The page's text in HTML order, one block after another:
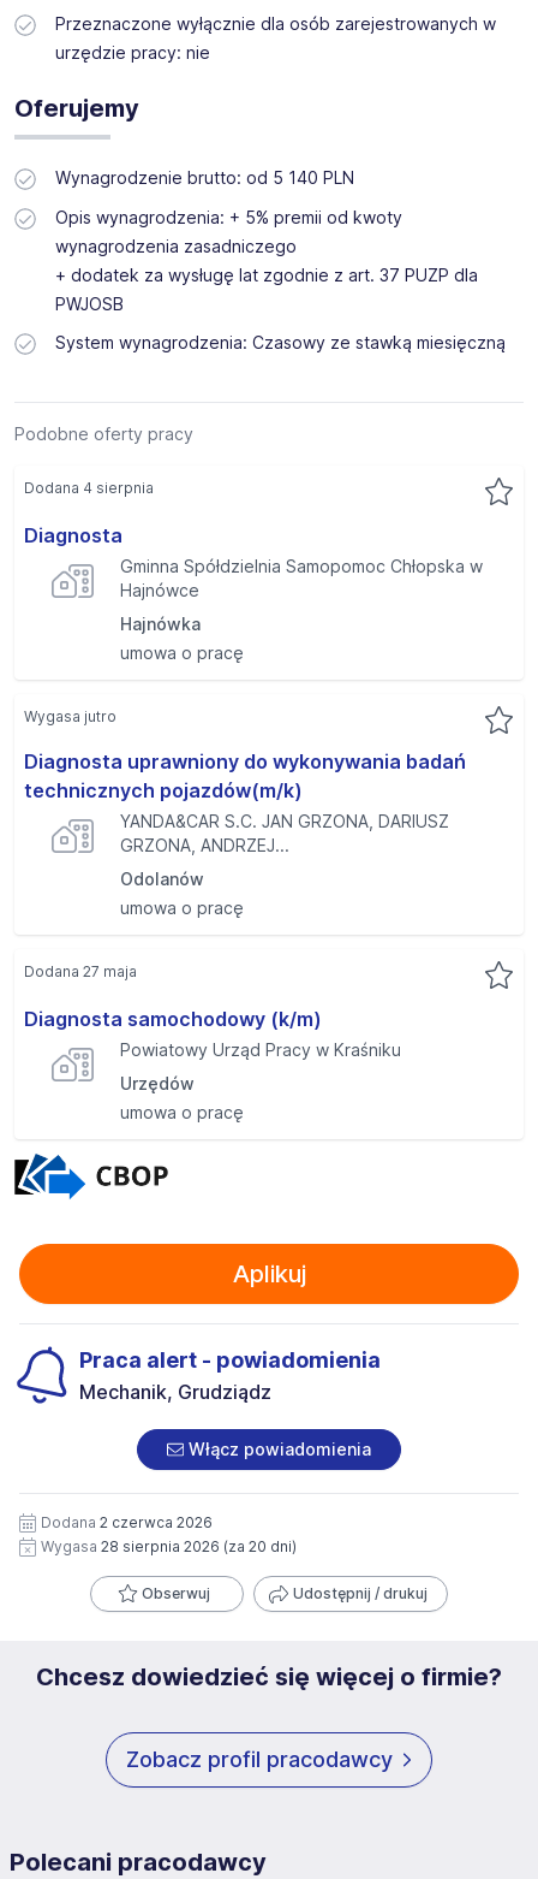
Przeznaczone wyłącznie dla osób zarejestrowanych w
urzędzie pracy: nie
Oferujemy
Wynagrodzenie brutto: od 5 140 PLN
Opis wynagrodzenia: + 5% premii od kwoty
wynagrodzenia zasadniczego
+ dodatek za wysługę lat zgodnie z art. 37 PUZP dla
PWJOSB
System wynagrodzenia: Czasowy ze stawką miesięczną
Podobne oferty pracy
Diagnosta
Gminna Spółdzielnia Samopomoc Chłopska w
Hajnówce
Hajnówka
umowa o pracę
Dodana 4 sierpnia
Diagnosta uprawniony do wykonywania badań
technicznych pojazdów(m/k)
YANDA&CAR S.C. JAN GRZONA, DARIUSZ
GRZONA, ANDRZEJ...
Odolanów
umowa o pracę
Wygasa jutro
Diagnosta samochodowy (k/m)
Powiatowy Urząd Pracy w Kraśniku
Urzędów
umowa o pracę
Dodana 27 maja
Aplikuj
Praca alert - powiadomienia
Mechanik, Grudziądz
Włącz powiadomienia
Dodana 2 czerwca 2026
Wygasa 28 sierpnia 2026 (za 20 dni)
Obserwuj Udostępnij / drukuj
Chcesz dowiedzieć się więcej o firmie?
Zobacz profil pracodawcy
Polecani pracodawcy